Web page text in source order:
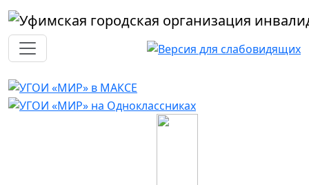
Перейти к основному содержанию